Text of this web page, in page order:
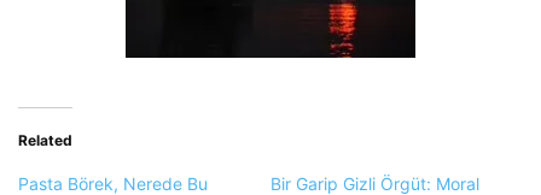
Related
Pasta Börek, Nerede Bu
Bir Garip Gizli Örgüt: Moral